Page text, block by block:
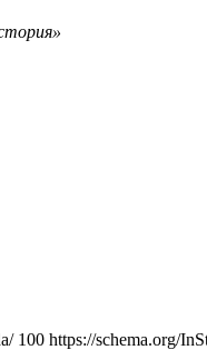
100 https://schema.org/